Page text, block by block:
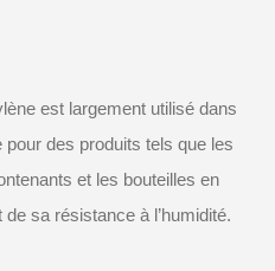
est largement utilisé dans
pour des produits tels que les
et les bouteilles en
sa résistance à l’humidité.